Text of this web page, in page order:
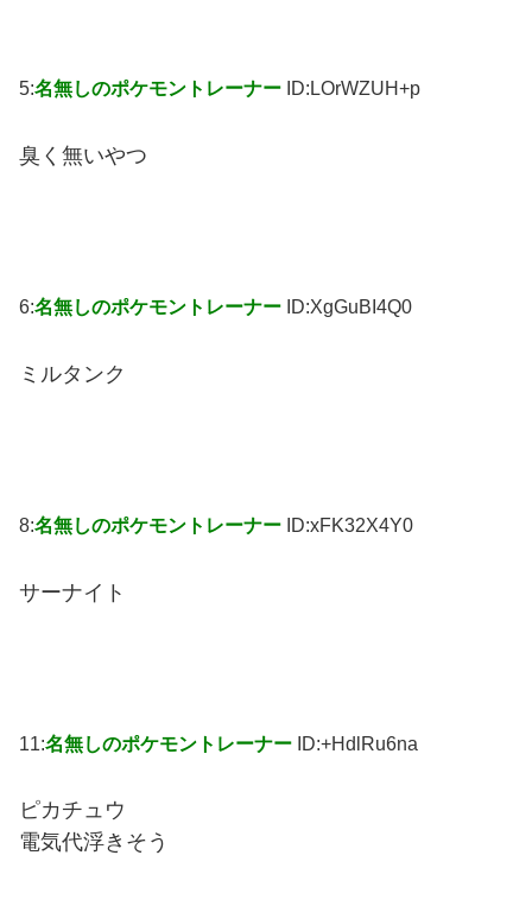
5:名無しのポケモントレーナー ID:LOrWZUH+p
臭く無いやつ
6:名無しのポケモントレーナー ID:XgGuBI4Q0
ミルタンク
8:名無しのポケモントレーナー ID:xFK32X4Y0
サーナイト
11:名無しのポケモントレーナー ID:+HdlRu6na
ピカチュウ
電気代浮きそう